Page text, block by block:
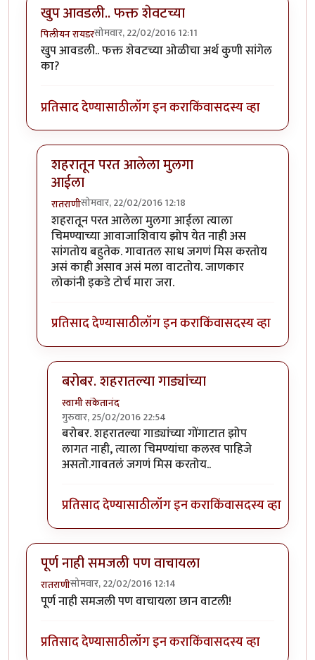
खुप आवडली.. फक्त शेवटच्या
पिलीयन रायडरसोमवार, 22/02/2016 12:11
खुप आवडली.. फक्त शेवटच्या ओळीचा अर्थ कुणी सांगेल
का?
प्रतिसाद देण्यासाठीलॉग इन कराकिंवासदस्य व्हा
शहरातून परत आलेला मुलगा
आईला
रातराणीसोमवार, 22/02/2016 12:18
In reply toखुप आवडली.. फक्त शेवटच्याby
शहरातून परत आलेला मुलगा आईला त्याला
चिमण्याच्या आवाजाशिवाय झोप येत नाही अस
सांगतोय बहुतेक. गावातल साध जगणं मिस करतोय
असं काही असाव असं मला वाटतोय. जाणकार
लोकांनी इकडे टोर्च मारा जरा.
प्रतिसाद देण्यासाठीलॉग इन कराकिंवासदस्य व्हा
बरोबर. शहरातल्या गाड्यांच्या
स्वामी संकेतानंद
गुरुवार, 25/02/2016 22:54
In reply toशहरातून परत आलेला मुलगा आईला
बरोबर. शहरातल्या गाड्यांच्या गोंगाटात झोप
लागत नाही, त्याला चिमण्यांचा कलरव पाहिजे
असतो.गावतलं जगणं मिस करतोय..
प्रतिसाद देण्यासाठीलॉग इन कराकिंवासदस्य व्हा
पूर्ण नाही समजली पण वाचायला
रातराणीसोमवार, 22/02/2016 12:14
पूर्ण नाही समजली पण वाचायला छान वाटली!
प्रतिसाद देण्यासाठीलॉग इन कराकिंवासदस्य व्हा